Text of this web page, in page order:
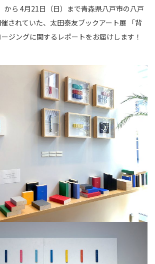
から 4月21日（日）まで青森県八戸市の八戸
されていた、太田泰友ブックアート展 「背
ジングに関するレポートをお届けします！